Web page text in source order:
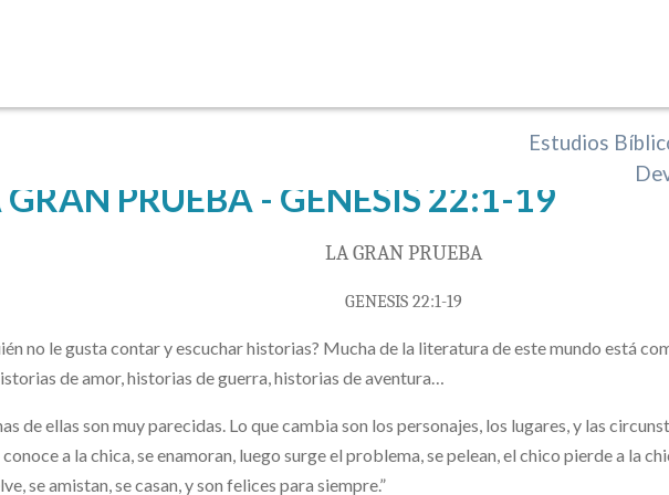
Estudios
GRAN PRUEBA - GENESIS 22:1-19
LA GRAN PRUEBA
GENESIS 22:1-19
no le gusta contar y escuchar historias? Mucha de la literatura de este mundo está
de amor, historias de guerra, historias de aventura…
de ellas son muy parecidas. Lo que cambia son los personajes, los lugares, y las
a la chica, se enamoran, luego surge el problema, se pelean, el chico pierde a la
se amistan, se casan, y son felices para siempre.”